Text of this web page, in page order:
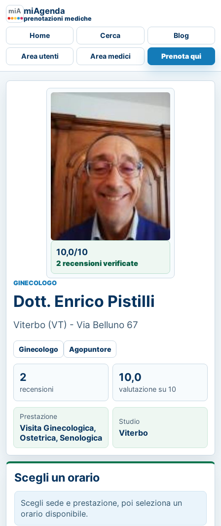
miAgenda
prenotazioni mediche
Home Cerca Blog
Area utenti Area medici Prenota qui
10,0/10
2 recensioni verificate
GINECOLOGO
Dott. Enrico Pistilli
Viterbo (VT) - Via Belluno 67
Ginecologo Agopuntore
2
recensioni
10,0
valutazione su 10
Prestazione
Visita Ginecologica,
Ostetrica, Senologica
Studio
Viterbo
Scegli un orario
Scegli sede e prestazione, poi seleziona un
orario disponibile.